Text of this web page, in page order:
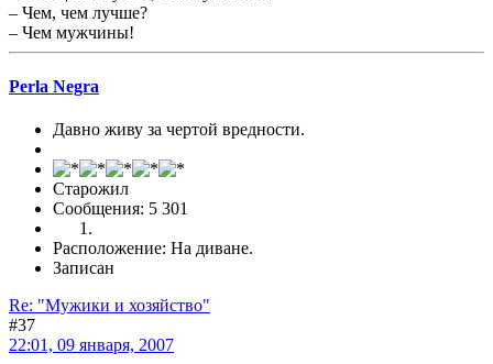
– Чем, чем лучше?
– Чем мужчины!
Perla Negra
Давно живу за чертой вредности.
Старожил
Сообщения: 5 301
Расположение: На диване.
Записан
Re: "Мужики и хозяйство"
#37
22:01, 09 января, 2007